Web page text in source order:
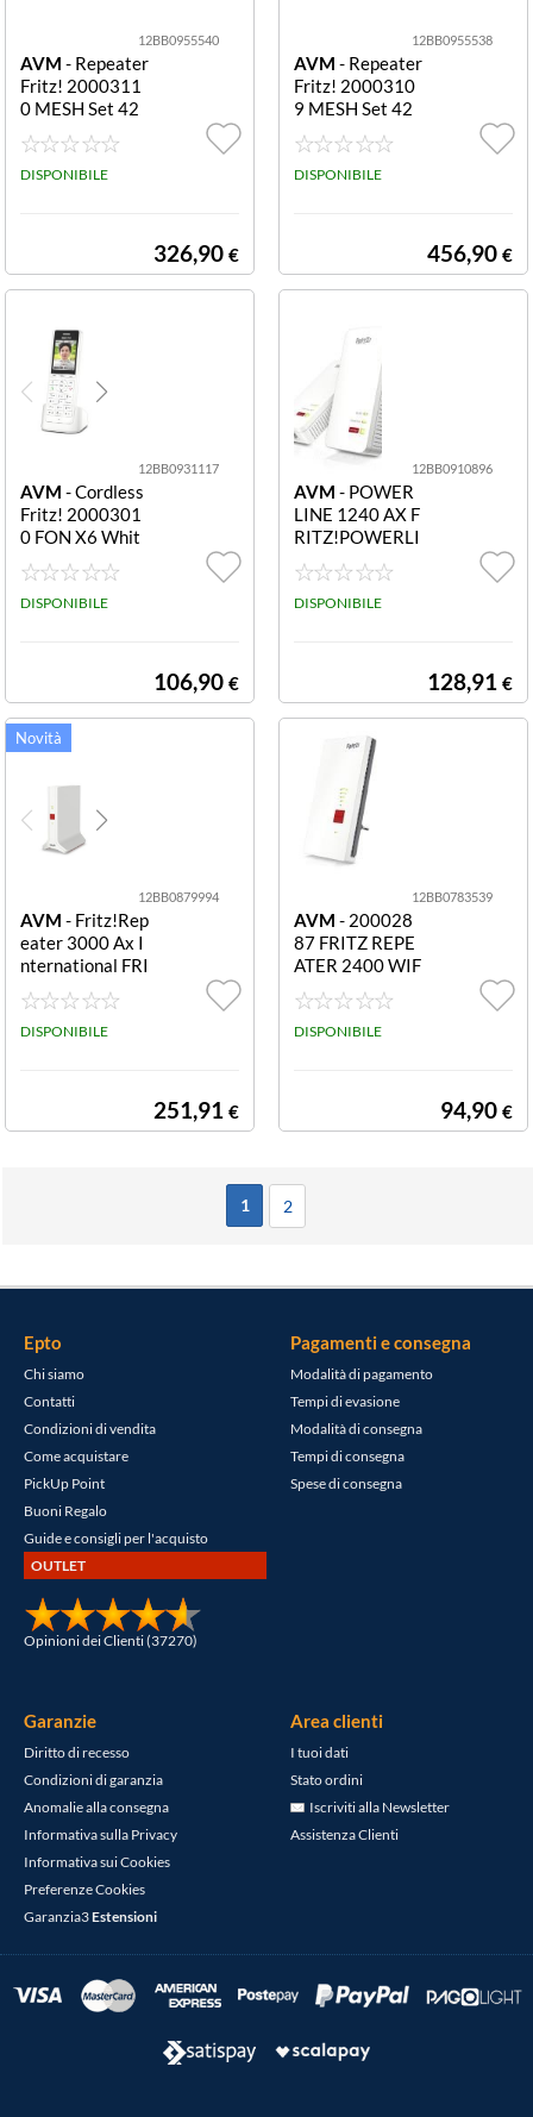
12BB0955540
AVM - Repeater
Fritz! 2000311
0 MESH Set 42
00 2 pack White
e Red Set 4200
2 pack
DISPONIBILE
326,90 €
12BB0955538
AVM - Repeater
Fritz! 2000310
9 MESH Set 42
00 3 pack White
e Red Set 4200
3 pack
DISPONIBILE
456,90 €
12BB0931117
AVM - Cordless
Fritz! 2000301
0 FON X6 Whit
e X6
DISPONIBILE
106,90 €
12BB0910896
AVM - POWER
LINE 1240 AX F
RITZ!POWERLI
NE 1240 AX WL
AN SET INTERN
ATIONAL
DISPONIBILE
128,91 €
12BB0879994
AVM - Fritz!Rep
eater 3000 Ax I
nternational FRI
TZREPEATER 3
000 AX INTERN
ATIONAL
DISPONIBILE
251,91 €
12BB0783539
AVM - 200028
87 FRITZ REPE
ATER 2400 WIF
I DUAL BAND G
IGABIT AC220
0
DISPONIBILE
94,90 €
1 2
Epto
Chi siamo
Contatti
Condizioni di vendita
Come acquistare
PickUp Point
Buoni Regalo
Guide e consigli per l'acquisto
OUTLET
Opinioni dei Clienti (37270)
Pagamenti e consegna
Modalità di pagamento
Tempi di evasione
Modalità di consegna
Tempi di consegna
Spese di consegna
Garanzie
Diritto di recesso
Condizioni di garanzia
Anomalie alla consegna
Informativa sulla Privacy
Informativa sui Cookies
Preferenze Cookies
Garanzia3Estensioni
Area clienti
I tuoi dati
Stato ordini
Iscriviti alla Newsletter
Assistenza Clienti